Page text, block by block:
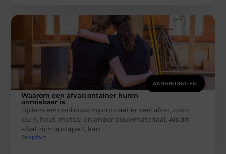
AANBIEDINGEN
Waarom een afvalcontainer huren
onmisbaar is
Tijdens een verbouwing ontstaat er veel afval, zoals
puin, hout, metaal en ander bouwmateriaal. Als dit
afval zich opstapelt, kan
Snapfact